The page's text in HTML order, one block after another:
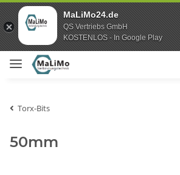
MaLiMo24.de
QS Vertriebs GmbH
KOSTENLOS - In Google Play
Torx-Bits
50mm